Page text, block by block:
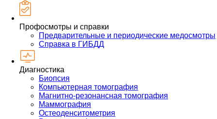
Профосмотры и справки
Предварительные и периодические медосмотры
Справка в ГИБДД
Диагностика
Биопсия
Компьютерная томография
Магнитно-резонансная томография
Маммография
Остеоденситометрия